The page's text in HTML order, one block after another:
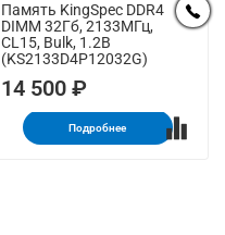
Память KingSpec DDR4
DIMM 32Гб, 2133МГц,
CL15, Bulk, 1.2В
(KS2133D4P12032G)
14 500 ₽
Подробнее